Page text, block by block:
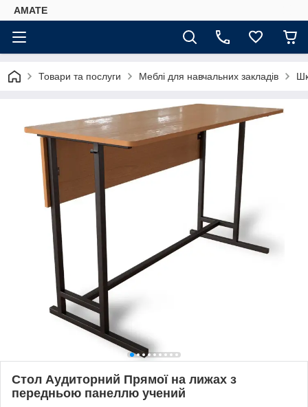
AMATE
Товари та послуги Меблі для навчальних закладів
Стол Аудиторний Прямої на лижах з
передньою панеллю учений